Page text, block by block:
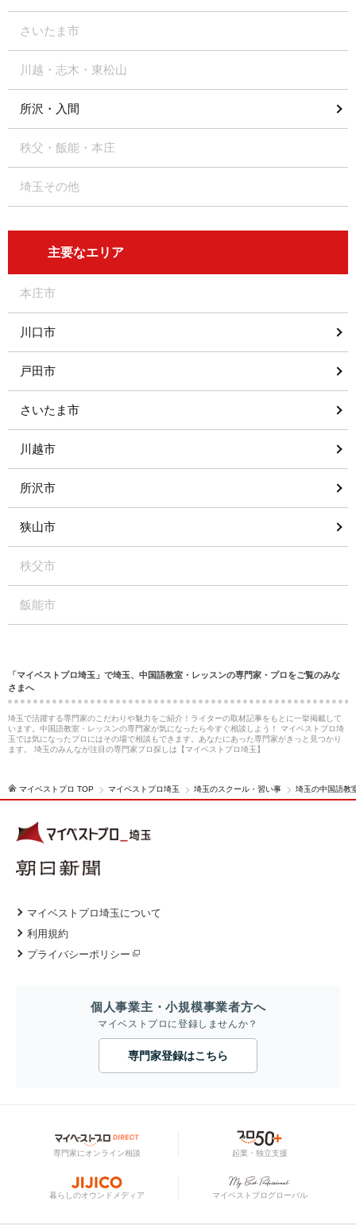
さいたま市
川越・志木・東松山
所沢・入間
秩父・飯能・本庄
埼玉その他
主要なエリア
本庄市
川口市
戸田市
さいたま市
川越市
所沢市
狭山市
秩父市
飯能市
「マイベストプロ埼玉」で埼玉、中国語教室・レッスンの専門家・プロをご覧のみな
さまへ
埼玉で活躍する専門家のこだわりや魅力をご紹介！ライターの取材記事をもとに一挙掲載して
います。中国語教室・レッスンの専門家が気になったら今すぐ相談しよう！ マイベストプロ埼
玉では気になったプロにはその場で相談もできます。あなたにあった専門家がきっと見つかり
ます。 埼玉のみんなが注目の専門家プロ探しは【マイベストプロ埼玉】
マイベストプロ TOP マイベストプロ埼玉 埼玉のスクール・習い事 埼玉の中国語教
マイベストプロ埼玉について
利用規約
プライバシーポリシー
個人事業主・小規模事業者方へ
マイベストプロに登録しませんか？
専門家登録はこちら
専門家にオンライン相談 起業・独立支援
暮らしのオウンドメディア マイベストプログローバル